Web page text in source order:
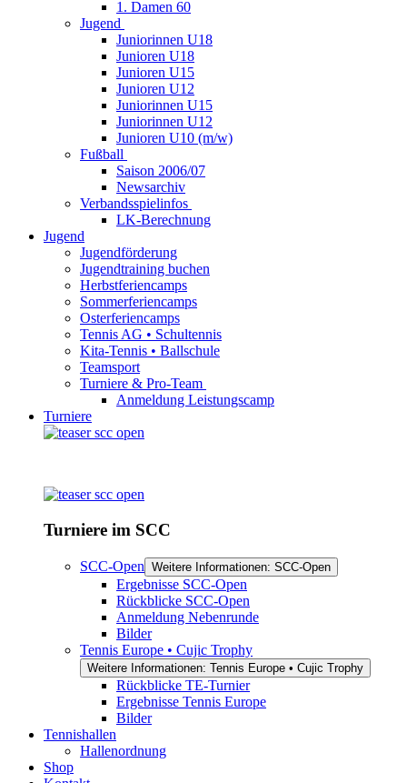
1. Damen 60
Jugend
Juniorinnen U18
Junioren U18
Junioren U15
Junioren U12
Juniorinnen U15
Juniorinnen U12
Junioren U10 (m/w)
Fußball
Saison 2006/07
Newsarchiv
Verbandsspielinfos
LK-Berechnung
Jugend
Jugendförderung
Jugendtraining buchen
Herbstferiencamps
Sommerferiencamps
Osterferiencamps
Tennis AG • Schultennis
Kita-Tennis • Ballschule
Teamsport
Turniere & Pro-Team
Anmeldung Leistungscamp
Turniere
Turniere im SCC
SCC-Open Weitere Informationen: SCC-Open
Ergebnisse SCC-Open
Rückblicke SCC-Open
Anmeldung Nebenrunde
Bilder
Tennis Europe • Cujic Trophy
Weitere Informationen: Tennis Europe • Cujic Trophy
Rückblicke TE-Turnier
Ergebnisse Tennis Europe
Bilder
Tennishallen
Hallenordnung
Shop